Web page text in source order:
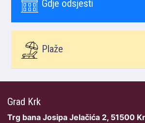
Gdje odsjesti
Plaže
Grad Krk
Trg bana Josipa Jelačića 2, 51500